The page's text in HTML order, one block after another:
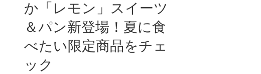
か「レモン」スイーツ
＆パン新登場！夏に食
べたい限定商品をチェ
ック